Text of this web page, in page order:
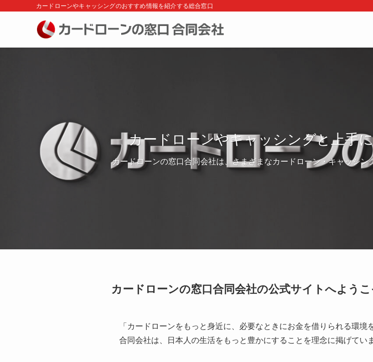
カードローンやキャッシングのおすすめ情報を紹介する総合窓口
カードローンやキャッシングと上手
カードローンの窓口合同会社は、さまざまなカードローン・キャッシ
カードローンの窓口合同会社の公式サイトへようこ
「カードローンをもっと身近に、必要なときにお金を借りられる環
合同会社は、日本人の生活をもっと豊かにすることを理念に掲げてい